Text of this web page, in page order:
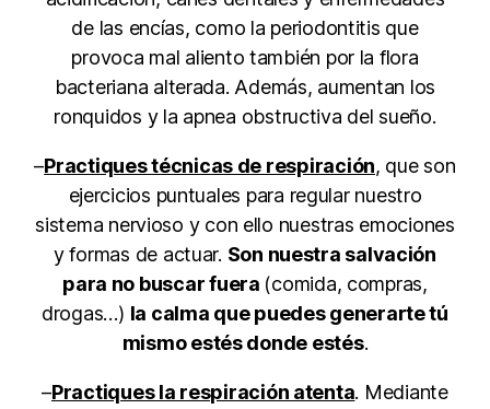
de las encías, como la periodontitis que
provoca mal aliento también por la flora
bacteriana alterada. Además, aumentan los
ronquidos y la apnea obstructiva del sueño.
–Practiques técnicas de respiración, que son
ejercicios puntuales para regular nuestro
sistema nervioso y con ello nuestras emociones
y formas de actuar. Son nuestra salvación
para no buscar fuera (comida, compras,
drogas…) la calma que puedes generarte tú
mismo estés donde estés.
–Practiques la respiración atenta. Mediante